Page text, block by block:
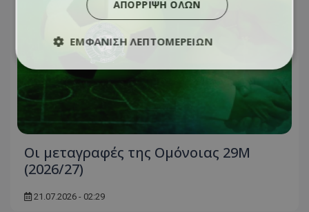
Oι μεταγραφές της Ομόνοιας 29Μ
(2026/27)
21.07.2026 - 02:29
ΑΠΌΡΡΙΨΗ ΌΛΩΝ
ΕΜΦΆΝΙΣΗ ΛΕΠΤΟΜΕΡΕΙΏΝ